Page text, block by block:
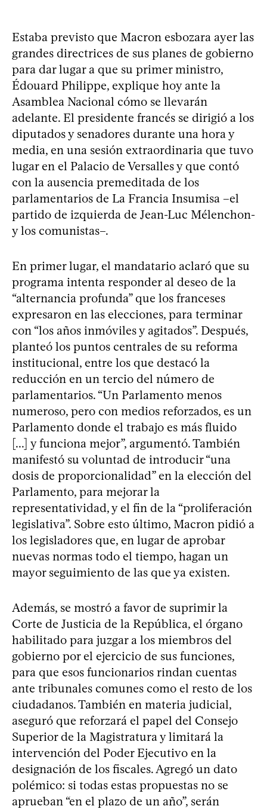
Estaba previsto que Macron esbozara ayer las
grandes directrices de sus planes de gobierno
para dar lugar a que su primer ministro,
Édouard Philippe, explique hoy ante la
Asamblea Nacional cómo se llevarán
adelante. El presidente francés se dirigió a los
diputados y senadores durante una hora y
media, en una sesión extraordinaria que tuvo
lugar en el Palacio de Versalles y que contó
con la ausencia premeditada de los
parlamentarios de La Francia Insumisa –el
partido de izquierda de Jean-Luc Mélenchon-
y los comunistas–.
En primer lugar, el mandatario aclaró que su
programa intenta responder al deseo de la
“alternancia profunda” que los franceses
expresaron en las elecciones, para terminar
con “los años inmóviles y agitados”. Después,
planteó los puntos centrales de su reforma
institucional, entre los que destacó la
reducción en un tercio del número de
parlamentarios. “Un Parlamento menos
numeroso, pero con medios reforzados, es un
Parlamento donde el trabajo es más fluido
[...] y funciona mejor”, argumentó. También
manifestó su voluntad de introducir “una
dosis de proporcionalidad” en la elección del
Parlamento, para mejorar la
representatividad, y el fin de la “proliferación
legislativa”. Sobre esto último, Macron pidió a
los legisladores que, en lugar de aprobar
nuevas normas todo el tiempo, hagan un
mayor seguimiento de las que ya existen.
Además, se mostró a favor de suprimir la
Corte de Justicia de la República, el órgano
habilitado para juzgar a los miembros del
gobierno por el ejercicio de sus funciones,
para que esos funcionarios rindan cuentas
ante tribunales comunes como el resto de los
ciudadanos. También en materia judicial,
aseguró que reforzará el papel del Consejo
Superior de la Magistratura y limitará la
intervención del Poder Ejecutivo en la
designación de los fiscales. Agregó un dato
polémico: si todas estas propuestas no se
aprueban “en el plazo de un año”, serán